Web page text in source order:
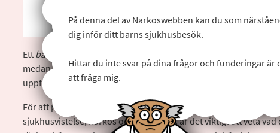
Ett barnperspektiv
baseras på vuxnas uppfattningar om
medanbarnets perspektivinnebär att man lyssnar på och tar
uppfattningar, upplevelser och erfarenheter av sammanhang
För att på bästa sätt kunna bemöta barn och ungdomars behov i
sjukhusvistelse, narkos och operation, är det viktigt att veta
På denna del av Narkoswebben kan du som
dig inför ditt barns sjukhusbesök.
Hittar du inte svar på dina frågor och funderingar är
att fråga mig.